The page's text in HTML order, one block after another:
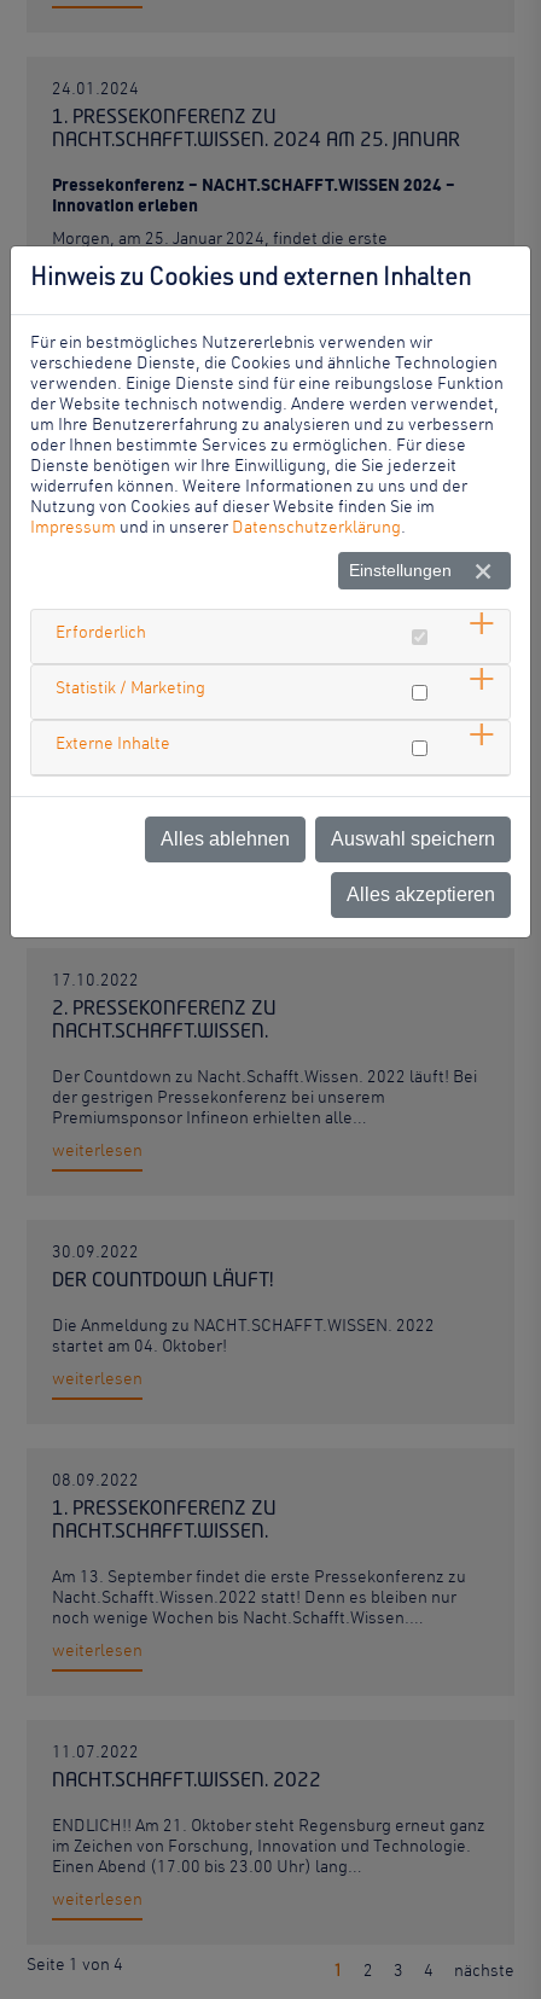
24.01.2024
1. PRESSEKONFERENZ ZU
NACHT.SCHAFFT.WISSEN. 2024 AM 25. JANUAR
Pressekonferenz – NACHT.SCHAFFT.WISSEN 2024 –
Innovation erleben
Morgen, am 25. Januar 2024, findet die erste
22.10.2022
RÜCKBLICK: NACHT.SCHAFFT.WISSEN. 2022
Rückblick
Regensburger Innovationen zum Anfassen bei
NACHT.SCHAFFT.WISSEN. 2022
Abwechslungsreicher hätte diese Nacht kaum sein
weiterlesen
ANMELDUNGEN IM BUCHUNGSPORTAL NUR NOCH
Nacht.Schafft.Wissen. 2022 findet wieder statt. Noch bis
heute 17.00 Uhr könnt Ihr euch im…
17.10.2022
2. PRESSEKONFERENZ ZU
NACHT.SCHAFFT.WISSEN.
Der Countdown zu Nacht.Schafft.Wissen. 2022 läuft! Bei
der gestrigen Pressekonferenz bei unserem
Premiumsponsor Infineon erhielten alle…
weiterlesen
30.09.2022
DER COUNTDOWN LÄUFT!
Die Anmeldung zu NACHT.SCHAFFT.WISSEN. 2022
startet am 04. Oktober!
weiterlesen
08.09.2022
1. PRESSEKONFERENZ ZU
NACHT.SCHAFFT.WISSEN.
Am 13. September findet die erste Pressekonferenz zu
Nacht.Schafft.Wissen.2022 statt! Denn es bleiben nur
noch wenige Wochen bis Nacht.Schafft.Wissen.…
weiterlesen
11.07.2022
NACHT.SCHAFFT.WISSEN. 2022
ENDLICH!! Am 21. Oktober steht Regensburg erneut ganz
im Zeichen von Forschung, Innovation und Technologie.
Einen Abend (17.00 bis 23.00 Uhr) lang…
weiterlesen
Seite 1 von 4 1 2 3 4 nächste
Hinweis zu Cookies und externen Inhalten
Für ein bestmögliches Nutzererlebnis verwenden wir
verschiedene Dienste, die Cookies und ähnliche Technologien
verwenden. Einige Dienste sind für eine reibungslose Funktion
der Website technisch notwendig. Andere werden verwendet,
um Ihre Benutzererfahrung zu analysieren und zu verbessern
oder Ihnen bestimmte Services zu ermöglichen. Für diese
Dienste benötigen wir Ihre Einwilligung, die Sie jederzeit
widerrufen können. Weitere Informationen zu uns und der
Nutzung von Cookies auf dieser Website finden Sie im
Impressum und in unserer Datenschutzerklärung.
Einstellungen
Erforderlich
Statistik / Marketing
Externe Inhalte
Alles ablehnen Auswahl speichern
Alles akzeptieren